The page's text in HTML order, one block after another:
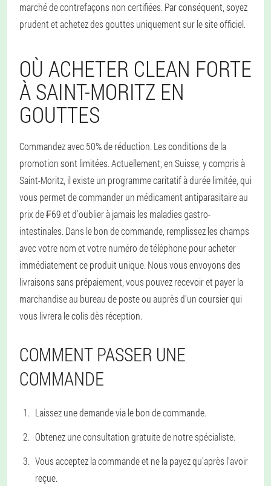
marché de contrefaçons non certifiées. Par conséquent, soyez
prudent et achetez des gouttes uniquement sur le site officiel.
OÙ ACHETER CLEAN FORTE
À SAINT-MORITZ EN
GOUTTES
Commandez avec 50% de réduction. Les conditions de la
promotion sont limitées. Actuellement, en Suisse, y compris à
Saint-Moritz, il existe un programme caritatif à durée limitée, qui
vous permet de commander un médicament antiparasitaire au
prix de ₣69 et d'oublier à jamais les maladies gastro-
intestinales. Dans le bon de commande, remplissez les champs
avec votre nom et votre numéro de téléphone pour acheter
immédiatement ce produit unique. Nous vous envoyons des
livraisons sans prépaiement, vous pouvez recevoir et payer la
marchandise au bureau de poste ou auprès d'un coursier qui
vous livrera le colis dès réception.
COMMENT PASSER UNE
COMMANDE
Laissez une demande via le bon de commande.
Obtenez une consultation gratuite de notre spécialiste.
Vous acceptez la commande et ne la payez qu'après l'avoir
reçue.